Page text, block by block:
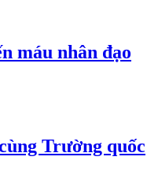
máu nhân đạo
Trường quốc